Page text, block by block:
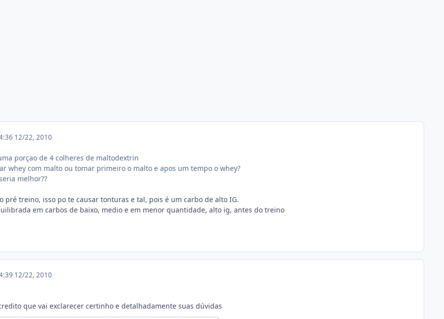
12/22, 2010
porçao de 4 colheres de maltodextrin
whey com malto ou tomar primeiro o malto e apos um tempo o whey?
melhor??
pré treino, isso po te causar tonturas e tal, pois é um carbo de alto IG.
em carbos de baixo, medio e em menor quantidade, alto ig, antes do treino
12/22, 2010
que vai exclarecer certinho e detalhadamente suas dúvidas